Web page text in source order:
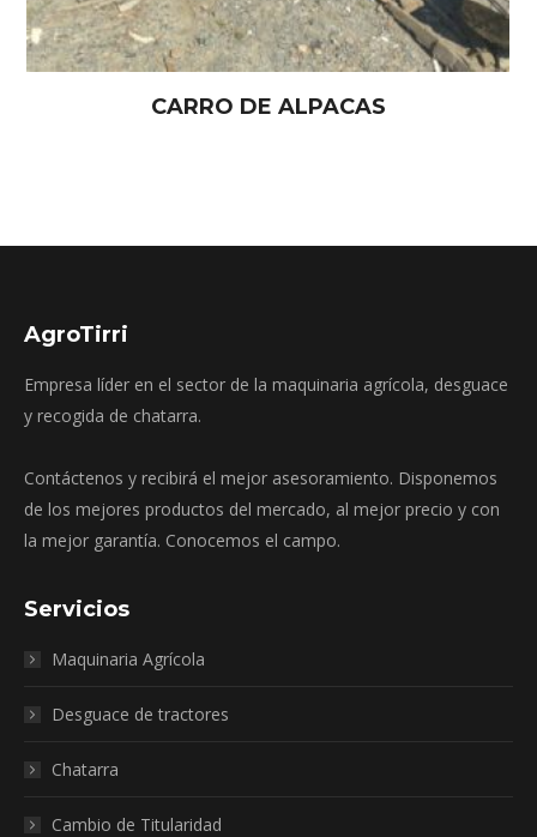
CARRO DE ALPACAS
AgroTirri
Empresa líder en el sector de la maquinaria agrícola, desguace
y recogida de chatarra.
Contáctenos y recibirá el mejor asesoramiento. Disponemos
de los mejores productos del mercado, al mejor precio y con
la mejor garantía. Conocemos el campo.
Servicios
Maquinaria Agrícola
Desguace de tractores
Chatarra
Cambio de Titularidad